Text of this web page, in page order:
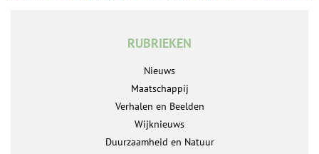
RUBRIEKEN
Nieuws
Maatschappij
Verhalen en Beelden
Wijknieuws
Duurzaamheid en Natuur